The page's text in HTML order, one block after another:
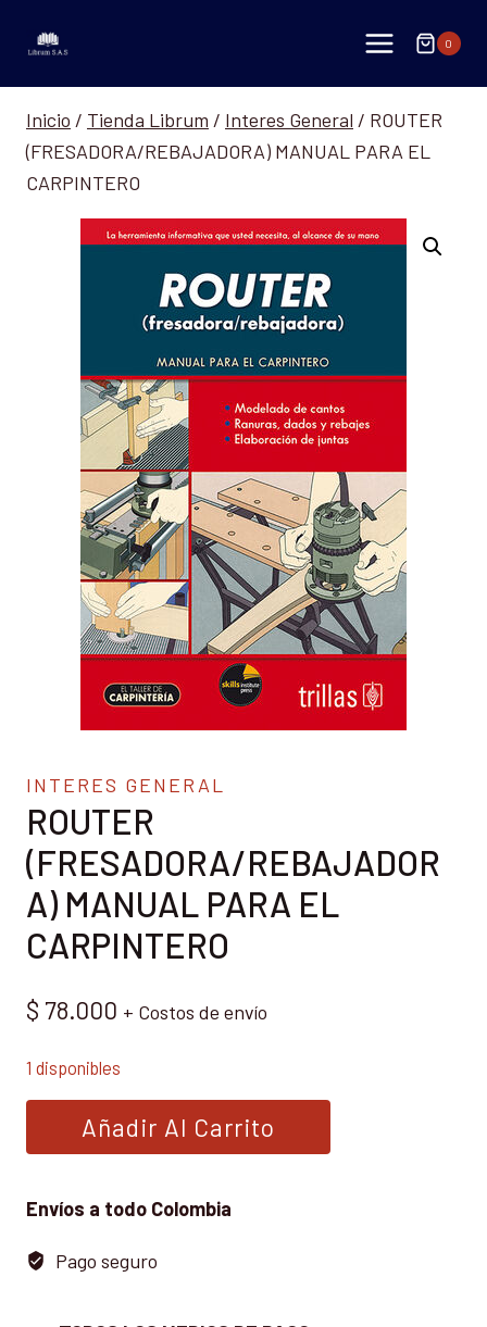
0
Inicio / Tienda Librum / Interes General / ROUTER
(FRESADORA/REBAJADORA) MANUAL PARA EL
CARPINTERO
INTERES GENERAL
ROUTER
(FRESADORA/REBAJADOR
A) MANUAL PARA EL
CARPINTERO
$ 78.000 + Costos de envío
1 disponibles
ROUTER
(FRESADORA/REBAJADORA)
PARA
CARPINTERO
Añadir Al Carrito
Envíos a todo Colombia
Pago seguro